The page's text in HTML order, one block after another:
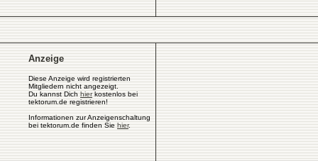
Anzeige
Diese Anzeige wird registrierten
Mitgliedern nicht angezeigt.
Du kannst Dich hierkostenlos bei
tektorum.de registrieren!
Informationen zur Anzeigenschaltung
bei tektorum.de finden Sie hier.